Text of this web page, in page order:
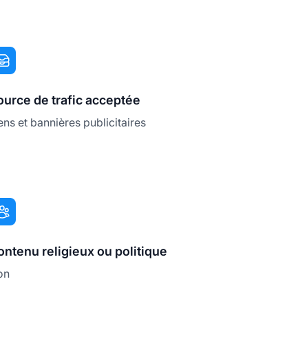
de trafic acceptée
et bannières publicitaires
religieux ou politique